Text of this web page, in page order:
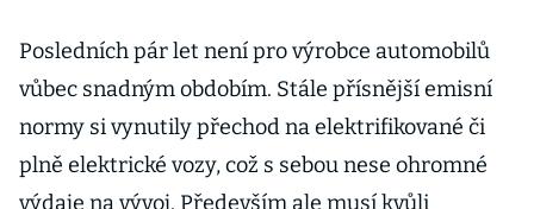
Posledních pár let není pro výrobce automobilů
vůbec snadným obdobím. Stále přísnější emisní
normy si vynutily přechod na elektrifikované či
plně elektrické vozy, což s sebou nese ohromné
výdaje na vývoj. Především ale musí kvůli